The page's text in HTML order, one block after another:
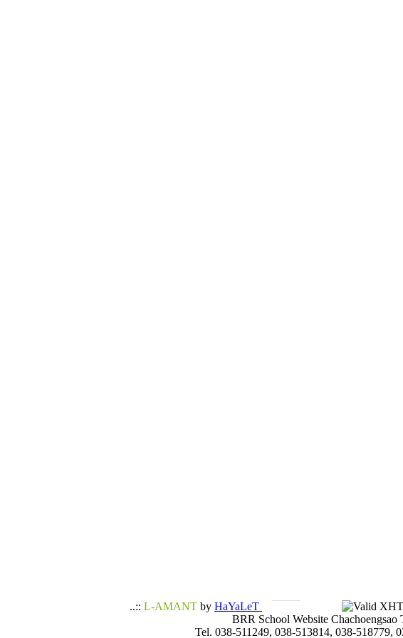
..:: L-AMANT by HaYaLeT
BRR School Website Chachoengsao
Tel. 038-511249, 038-513814, 038-518779,